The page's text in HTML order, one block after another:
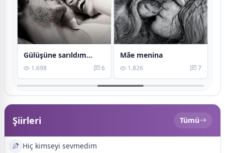
Gülüşüne sarıldım...
1.698 6
Mãe menina
1.826 7
Şiirleri Tümü
Hiç kimseyi sevmedim